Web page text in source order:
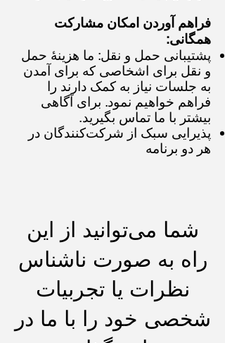
فراهم آوردن امکان مشارکت
همگانی:
پشتیبانی حمل و نقل: ما هزینهٔ حمل
و نقل برای اشخاصی که برای آمدن
به جلسات نیاز به کمک دارند را
فراهم خواهیم نمود. برای آگاهی
بیشتر با ما تماس بگیرید.
پذیرایی سبک از شرکت‌کنندگان در
هر دو برنامه
شما می‌توانید از این
راه به صورت ناشناس
نظرات یا تجربیات
شخصی خود را با ما در